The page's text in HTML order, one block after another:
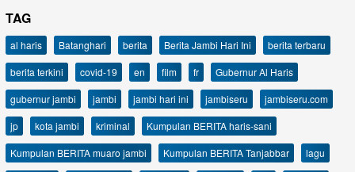
TAG
al haris Batanghari berita Berita Jambi Hari Ini
berita terbaru
berita terkini
covid-19 en film fr
Gubernur Al Haris
gubernur jambi
jambi jambi hari ini jambiseru
jambiseru.com
jp
kota jambi kriminal
Kumpulan BERITA haris-sani
Kumpulan BERITA muaro jambi
Kumpulan BERITA Tanjabbar
lagu